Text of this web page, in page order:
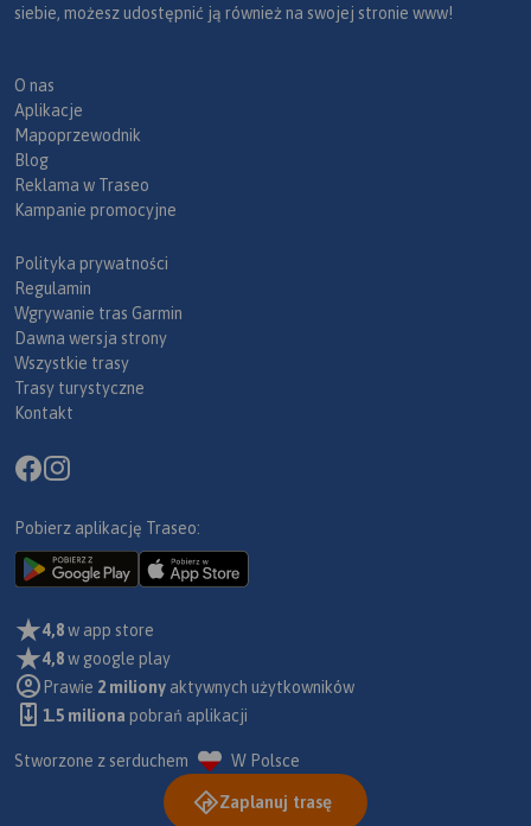
siebie, możesz udostępnić ją również na swojej stronie www!
O nas
Aplikacje
Mapoprzewodnik
Blog
Reklama w Traseo
Kampanie promocyjne
Polityka prywatności
Regulamin
Wgrywanie tras Garmin
Dawna wersja strony
Wszystkie trasy
Trasy turystyczne
Kontakt
Pobierz aplikację Traseo:
4,8w app store
4,8w google play
Prawie 2 miliony aktywnych użytkowników
1.5 miliona pobrań aplikacji
Stworzone z serduchem W Polsce
Zaplanuj trasę